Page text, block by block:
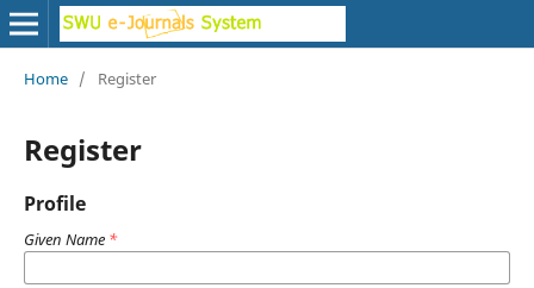
Home / Register
Register
Profile
Given Name *